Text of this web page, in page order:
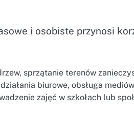
i osobiste przynosi
sprzątanie terenów
biurowe, obsługa
zajęć w szkołach lub